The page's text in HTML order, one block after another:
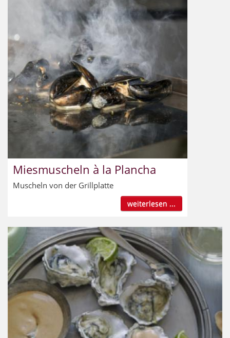
Miesmuscheln à la Plancha
Muscheln von der Grillplatte
weiterlesen ...